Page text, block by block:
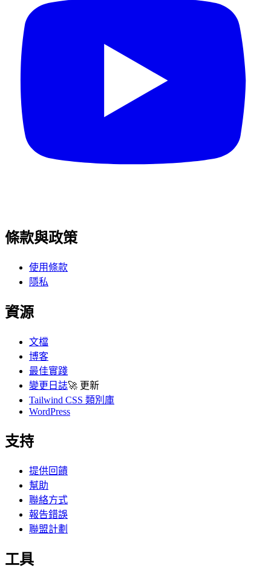
條款與政策
使用條款
隱私
資源
文檔
博客
最佳實踐
變更日誌🚀 更新
Tailwind CSS 類別庫
WordPress
支持
提供回饋
幫助
聯絡方式
報告錯誤
聯盟計劃
工具